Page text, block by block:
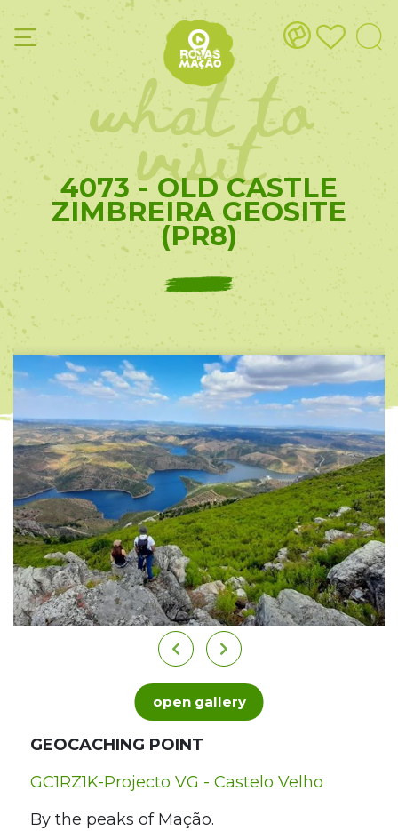
what to
visit
4073 - OLD CASTLE
ZIMBREIRA GEOSITE
(PR8)
open gallery
GEOCACHING POINT
GC1RZ1K-Projecto VG - Castelo Velho
By the peaks of Mação.